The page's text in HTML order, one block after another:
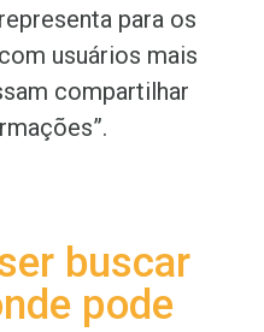
para os
usuários mais
compartilhar
buscar
pode